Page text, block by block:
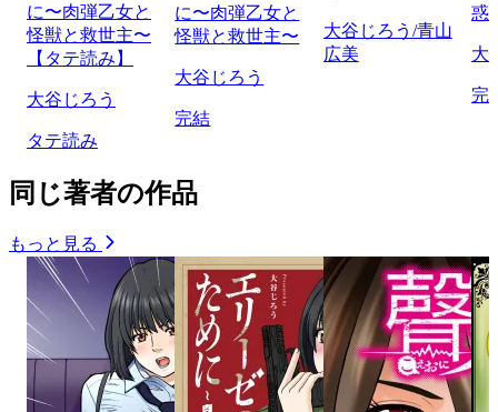
に〜肉弾乙女と
怪獣と救世主〜
【タテ読み】
大谷じろう
タテ読み
に〜肉弾乙女と
怪獣と救世主〜
大谷じろう
完結
大谷じろう/青山
広美
惑
大
完
同じ著者の作品
もっと見る